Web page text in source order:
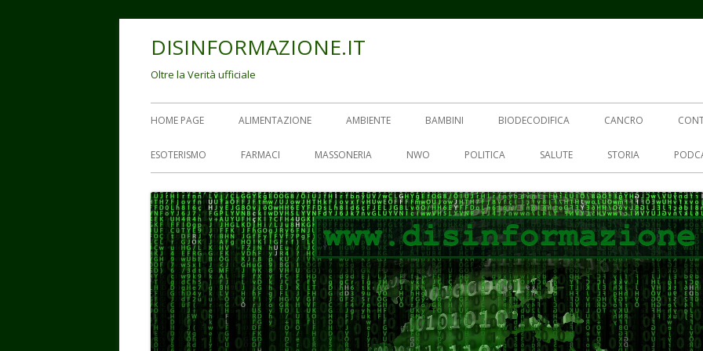
DISINFORMAZIONE.IT
Oltre la Verità ufficiale
Menu
principale
HOME PAGE ALIMENTAZIONE AMBIENTE BAMBINI BIODECODIFICA CANCRO
ESOTERISMO FARMACI MASSONERIA NWO POLITICA SALUTE STORIA